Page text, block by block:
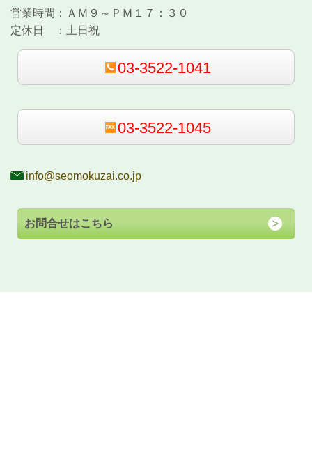
営業時間：
ＡＭ９～ＰＭ１７：３０
定休日 ： 土日祝
03-3522-1041
03-3522-1045
info@seomokuzai.co.jp
お問合せはこちら